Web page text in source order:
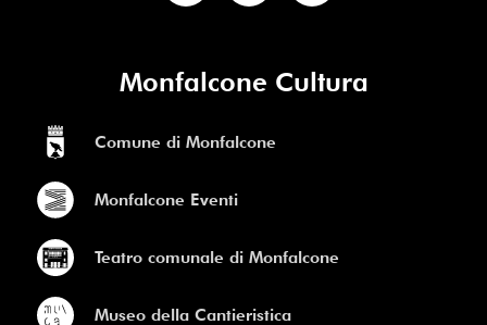
Monfalcone Cultura
Comune di Monfalcone
Monfalcone Eventi
Teatro comunale di Monfalcone
Museo della Cantieristica